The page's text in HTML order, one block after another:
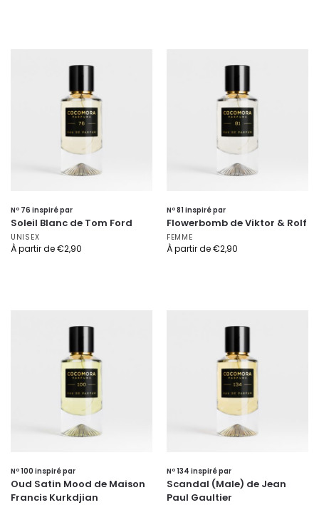
Nº 76 inspiré par
Soleil Blanc de Tom Ford
UNISEX
À partir de€2,90
Nº 81 inspiré par
Flowerbomb de Viktor & Rolf
FEMME
À partir de€2,90
Nº 100 inspiré par
Oud Satin Mood de Maison
Francis Kurkdjian
Nº 134 inspiré par
Scandal (Male) de Jean
Paul Gaultier